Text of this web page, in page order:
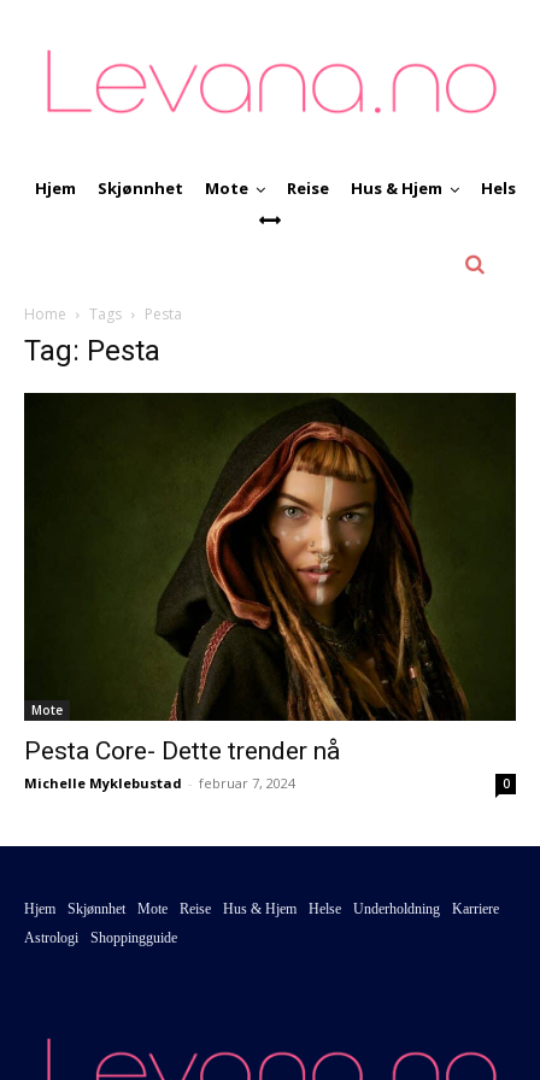
Hjem Skjønnhet Mote Reise Hus & Hjem Helse
Home Tags Pesta
Tag: Pesta
Mote
Pesta Core- Dette trender nå
Michelle Myklebustad - februar 7, 2024 0
Hjem Skjønnhet Mote Reise Hus & Hjem Helse Underholdning
Karriere
Astrologi
Shoppingguide